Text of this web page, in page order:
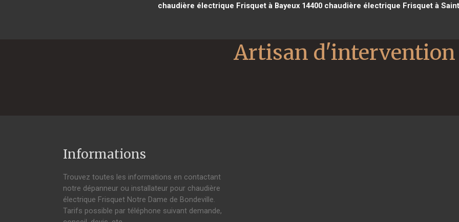
chaudière électrique Frisquet à Bayeux 14400 chaudière électrique Frisquet à
Informations
Trouvez toutes les informations en contactant
notre dépanneur ou installateur pour chaudière
électrique Frisquet Notre Dame de Bondeville.
Tarifs possible par téléphone suivant demande,
Artisan d'intervention